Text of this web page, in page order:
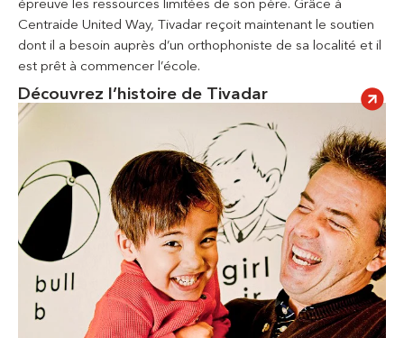
Centraide United Way, Tivadar reçoit maintenant le soutien
dont il a besoin auprès d’un orthophoniste de sa localité et il
est prêt à commencer l’école.
Découvrez l’histoire de Tivadar